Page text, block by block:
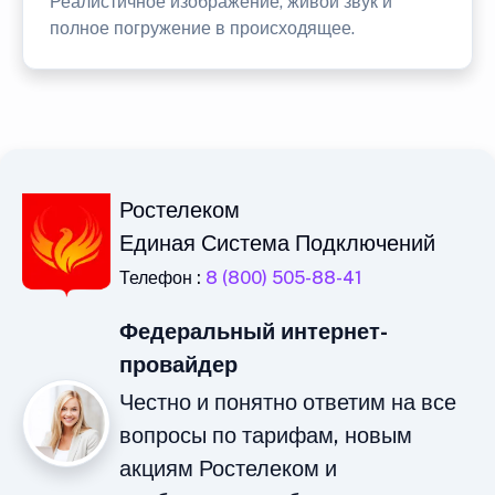
полное погружение в происходящее.
Ростелеком
Единая Система Подключений
Телефон : 8 (800) 505-88-41
Федеральный интернет-
провайдер
Честно и понятно ответим на все
вопросы по тарифам, новым
акциям Ростелеком и